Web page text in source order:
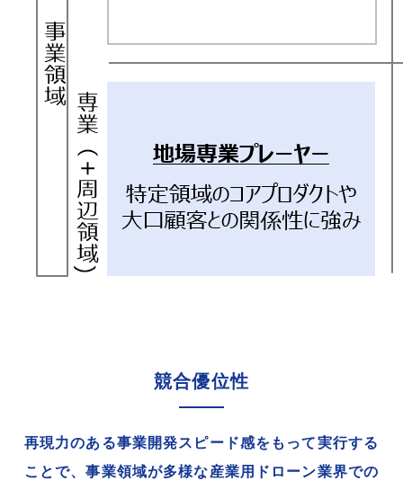
競合優位性
再現力のある事業開発スピード感をもって実行する
ことで、事業領域が多様な産業用ドローン業界での